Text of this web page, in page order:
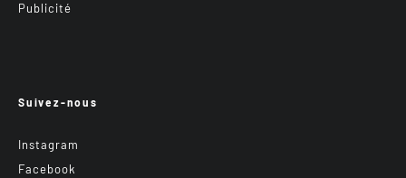
Publicité
Suivez-nous
Instagram
Facebook